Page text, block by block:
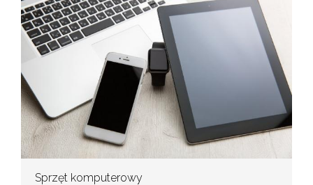
Sprzęt komputerowy